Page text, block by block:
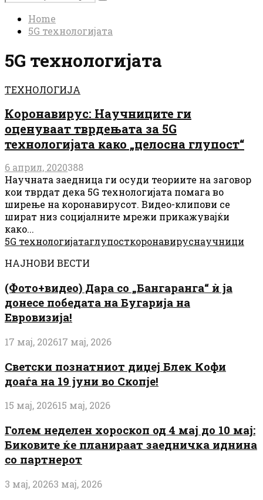
for:
Search
Home
5G технологијата
5G технологијата
ТЕХНОЛОГИЈА
Коронавирус: Научниците ги
оценуваат тврдењата за 5G
технологијата како „целосна глупост“
6 април, 2020388
Научната заедница ги осуди теориите на заговор
кои тврдат дека 5G технологијата помага во
ширење на коронавирусот. Видео-клипови се
шират низ социјалните мрежи прикажувајќи
како...
5G технологијатаглупосткоронавируснаучници
НАЈНОВИ ВЕСТИ
(Фото+видео) Дара со „Бангаранга“ ѝ ја
донесе победата на Бугарија на
Евровизија!
17 мај, 202617 мај, 2026
Светски познатниот диџеј Блек Кофи
доаѓа на 19 јуни во Скопје!
15 мај, 202615 мај, 2026
Голем неделен хороскоп од 4 мај до 10 мај:
Биковите ќе планираат заедничка иднина
со партнерот
3 мај, 20263 мај, 2026